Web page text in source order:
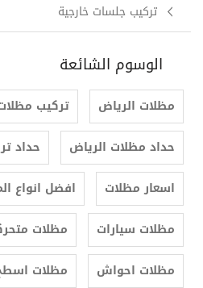
تركيب جلسات خارجية
الوسوم الشائعة
مظلات الرياض
تركيب
حداد مظلات الرياض
حداد
اسعار مظلات
افضل انواع
مظلات سيارات
مظلات
مظلات احواش
مظلات